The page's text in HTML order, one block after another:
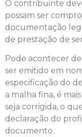
O contribuinte
possam ser
documentação
de prestação de
Pode acontecer
ser emitido em
especificação do
a malha fina, é
seja corrigida, o
declaração do
documento.